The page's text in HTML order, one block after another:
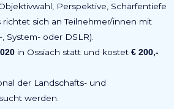
Perspektive, Schärfentiefe
sich an Teilnehmer/innen mit
System- oder DSLR).
in Ossiach statt und kostet € 200,-
der Landschafts- und
werden.